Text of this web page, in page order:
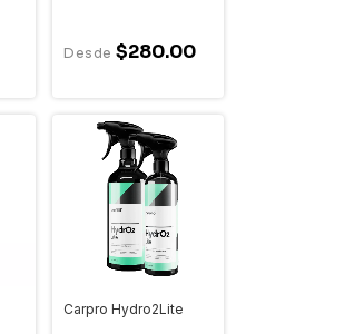
$280.00
Carpro Hydro2Lite